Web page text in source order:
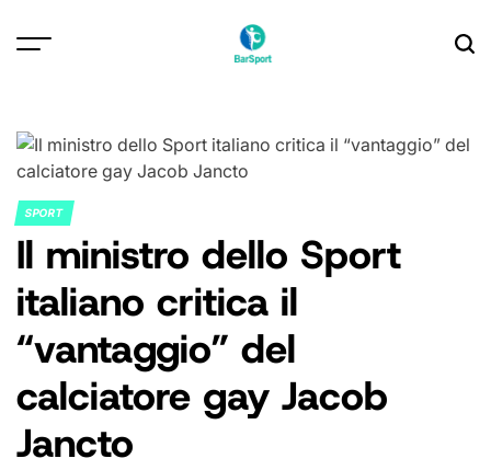
POSTED
IN
SPORT
Il ministro dello Sport
italiano critica il
“vantaggio” del
calciatore gay Jacob
Jancto